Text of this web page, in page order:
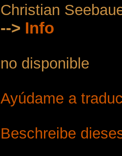
Christian
--> Info
no disponible
Ayúdame a
Beschreibe